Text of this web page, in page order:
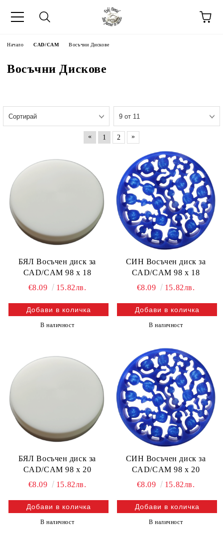
Начало CAD/CAM Восъчни Дискове
Восъчни Дискове
« 1 2 »
БЯЛ Восъчен диск за
CAD/CAM 98 х 18
€8.09
15.82лв.
В наличност
СИН Восъчен диск за
CAD/CAM 98 х 18
€8.09
15.82лв.
В наличност
БЯЛ Восъчен диск за
CAD/CAM 98 х 20
€8.09
15.82лв.
В наличност
СИН Восъчен диск за
CAD/CAM 98 х 20
€8.09
15.82лв.
В наличност